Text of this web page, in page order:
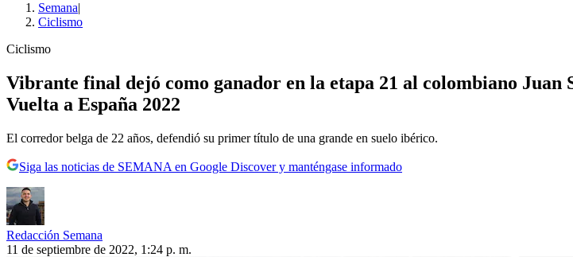
Semana|
Ciclismo
Ciclismo
Vibrante final dejó como ganador en la etapa 21 al colombiano
Vuelta a España 2022
El corredor belga de 22 años, defendió su primer título de una grande en suelo ibérico.
Siga las noticias de SEMANA en Google Discover y manténgase informado
Redacción Semana
11 de septiembre de 2022, 1:24 p. m.